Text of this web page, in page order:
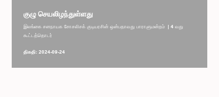
குழு செயலிழந்துள்ளது
இலங்கை சனநாயக சோசலிசக் குடியரசின் ஒன்பதாவது பாராளுமன்றம் | 4 வது
கூட்டத்தொடர்
திகதி: 2024-09-24